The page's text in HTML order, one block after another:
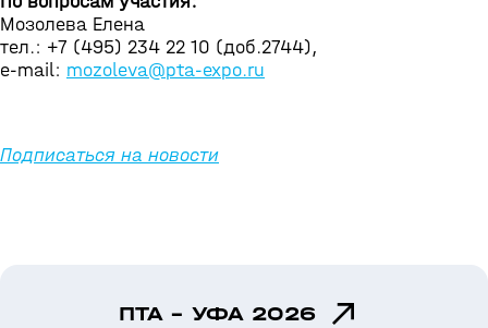
Мозолева Елена
тел.: +7 (495) 234 22 10 (доб.2744),
e-mail: mozoleva@pta-expo.ru
Подписаться на новости
ПТА - УФА 2026